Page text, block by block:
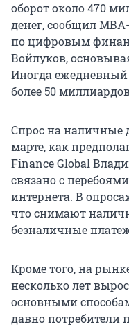
оборот около470
денег, сообщил
по цифровым
Войлуков,
Иногда
более 50
Спрос на наличные
марте, как
Finance Global
связано с
интернета. В
что снимают
безналичные
Кроме того, на
несколько лет
основными
давно потребители